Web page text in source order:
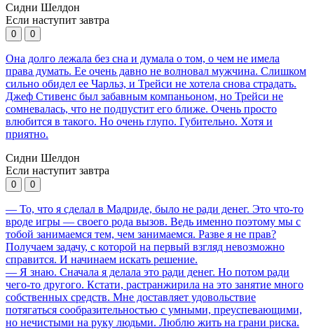
Сидни Шелдон
Если наступит завтра
0 0
Она долго лежала без сна и думала о том, о чем не имела
права думать. Ее очень давно не волновал мужчина. Слишком
сильно обидел ее Чарльз, и Трейси не хотела снова страдать.
Джеф Стивенс был забавным компаньоном, но Трейси не
сомневалась, что не подпустит его ближе. Очень просто
влюбится в такого. Но очень глупо. Губительно. Хотя и
приятно.
Сидни Шелдон
Если наступит завтра
0 0
— То, что я сделал в Мадриде, было не ради денег. Это что-то
вроде игры — своего рода вызов. Ведь именно поэтому мы с
тобой занимаемся тем, чем занимаемся. Разве я не прав?
Получаем задачу, с которой на первый взгляд невозможно
справится. И начинаем искать решение.
— Я знаю. Сначала я делала это ради денег. Но потом ради
чего-то другого. Кстати, растранжирила на это занятие много
собственных средств. Мне доставляет удовольствие
потягаться сообразительностью с умными, преуспевающими,
но нечистыми на руку людьми. Люблю жить на грани риска.